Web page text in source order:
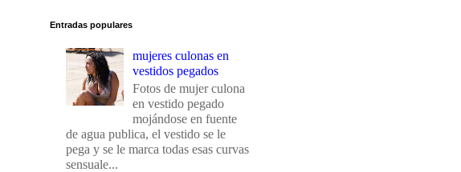
Entradas populares
mujeres culonas en
vestidos pegados
Fotos de mujer culona
en vestido pegado
mojándose en fuente
de agua publica, el vestido se le
pega y se le marca todas esas curvas
sensuale...